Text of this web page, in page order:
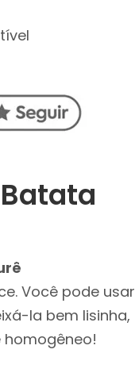
Você pode usar
la bem lisinha,
homogêneo!